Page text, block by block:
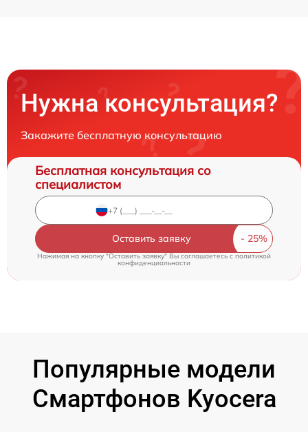
Нужна консультация?
Закажите бесплатную консультацию
Бесплатная консультация со
специалистом
Оставить заявку
Нажимая на кнопку "Оставить заявку" Вы соглашаетесь c политикой
конфиденциальности
Популярные модели
Смартфонов Kyocera